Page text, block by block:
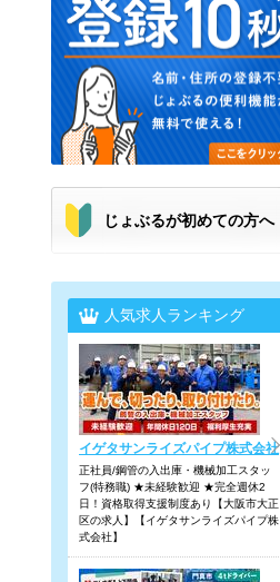
じょぶるが初めての方へ
人気求人ランキング
イゲタサンライズパイプ株式会社
正社員/鋼管の入出庫・機械加工スタッ
フ(特務職) ★未経験歓迎 ★完全週休2
日！資格取得支援制度あり【大阪市大正
区の求人】【イゲタサンライズパイプ株
式会社】